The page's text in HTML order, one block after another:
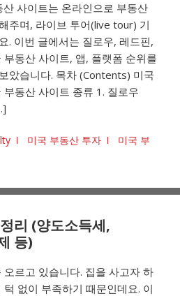
사이트는 온라인으로 부동산
주며, 라이브 투어(live tour) 기
. 이번 글에서는 질로우, 레드핀,
동산 사이트, 앱, 플랫폼 순위를
았습니다. 목차 (Contents) 미국
동산 사이트 종류 1. 질로우
미국 부동산 투자
미국 부
리 (양도소득세,
등)
르고 있습니다. 집을 사고자 하
없이 부족하기 때문인데요. 이